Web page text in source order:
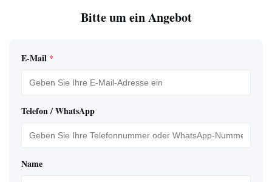
Bitte um ein Angebot
E-Mail *
Telefon / WhatsApp
Name